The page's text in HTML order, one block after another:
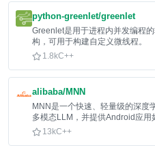
python-greenlet/greenlet
Greenlet是用于进程内并发编程
构，可用于构建自定义微线程。
1.8kC++
alibaba/MNN
MNN是一个快速、轻量级的深度
多模态LLM，并提供Android应用
13kC++